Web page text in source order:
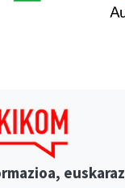
euskaraz